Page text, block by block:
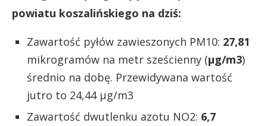
powiatu koszalińskiego na dziś:
Zawartość pyłów zawieszonych PM10: 27,81
mikrogramów na metr sześcienny (µg/m3)
średnio na dobę. Przewidywana wartość
jutro to 24,44 µg/m3
Zawartość dwutlenku azotu NO2: 6,7